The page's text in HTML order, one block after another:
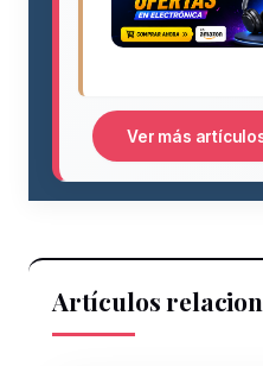
Ver más
Artículos